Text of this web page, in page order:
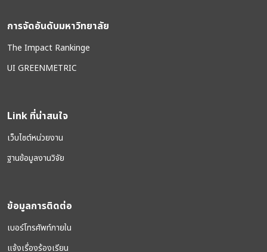
การจัดอันดับมหาวิทยาลัย
The Impact Rankinge
UI GREENMETRIC
Link ที่น่าสนใจ
เว็บไซต์หน่วยงาน
ฐานข้อมูลงานวิจัย
ข้อมูลการติดต่อ
เบอร์โทรศัพท์ภายใน
แจ้งเรื่องร้องเรียน